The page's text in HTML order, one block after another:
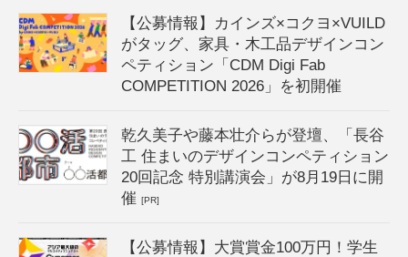
【公募情報】カインズ×コクヨ×VUILD
がタッグ、家具・木工品デザインコン
ペティション「CDM Digi Fab
COMPETITION 2026」を初開催
乾久美子や藤本壮介らが登壇、「長谷
工 住まいのデザインコンペティション
20回記念 特別講演会」が8月19日に開
催[PR]
【公募情報】大賞賞金100万円！学生